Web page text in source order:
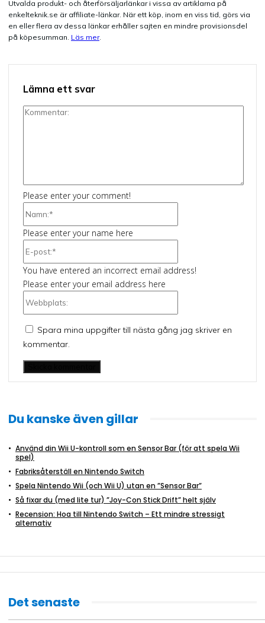
Utvalda produkt- och återförsäljarlänkar i vissa av artiklarna på
enkelteknik.se är affiliate-länkar. När ett köp, inom en viss tid, görs via
en eller flera av dessa länkar erhåller sajten en mindre provisionsdel
på köpesumman. Läs mer.
Lämna ett svar
Kommentar:
Please enter your comment!
Please enter your name here
You have entered an incorrect email address!
Please enter your email address here
Spara mina uppgifter till nästa gång jag skriver en
kommentar.
Du kanske även gillar
Använd din Wii U-kontroll som en Sensor Bar (för att spela Wii
spel)
Fabriksåterställ en Nintendo Switch
Spela Nintendo Wii (och Wii U) utan en ”Sensor Bar”
Så fixar du (med lite tur) ”Joy-Con Stick Drift” helt själv
Recension: Hoa till Nintendo Switch – Ett mindre stressigt
alternativ
Det senaste